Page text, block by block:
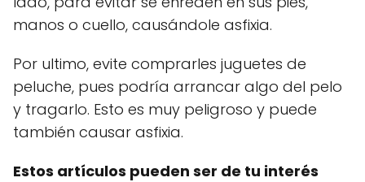
manos o cuello, causándole asfixia.
Por ultimo, evite comprarles juguetes de
peluche, pues podría arrancar algo del pelo
y tragarlo. Esto es muy peligroso y puede
también causar asfixia.
Estos artículos pueden ser de tu interés